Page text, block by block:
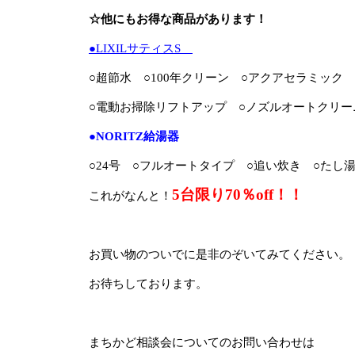
☆他にもお得な商品があります！
●LIXILサティスS
○超節水 ○100年クリーン ○アクアセラミック
○電動お掃除リフトアップ ○ノズルオートクリ
●NORITZ給湯器
○24号 ○フルオートタイプ ○追い炊き ○たし
これがなんと！ 5台限り70％off！！
お買い物のついでに是非のぞいてみてください。
お待ちしております。
まちかど相談会についてのお問い合わせは